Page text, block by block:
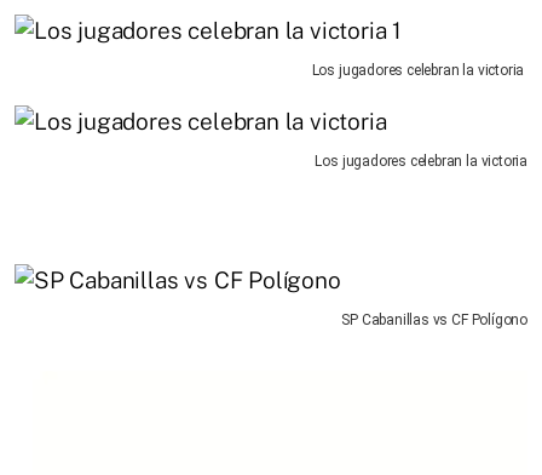
Los jugadores celebran la victoria
Los jugadores celebran la victoria
SP Cabanillas vs CF Polígono